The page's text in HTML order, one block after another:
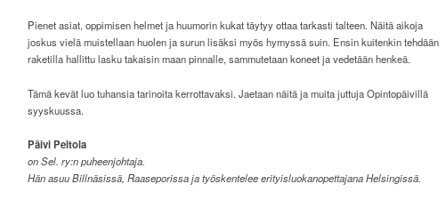
Pienet asiat, oppimisen helmet ja huumorin kukat täytyy ottaa tarkasti talteen. Näitä aikoja
joskus vielä muistellaan huolen ja surun lisäksi myös hymyssä suin. Ensin kuitenkin tehdään
raketilla hallittu lasku takaisin maan pinnalle, sammutetaan koneet ja vedetään henkeä.
Tämä kevät luo tuhansia tarinoita kerrottavaksi. Jaetaan näitä ja muita juttuja Opintopäivillä
syyskuussa.
Päivi Peltola
on Sel. ry:n puheenjohtaja.
Hän asuu Billnäsissä, Raaseporissa ja työskentelee erityisluokanopettajana Helsingissä.